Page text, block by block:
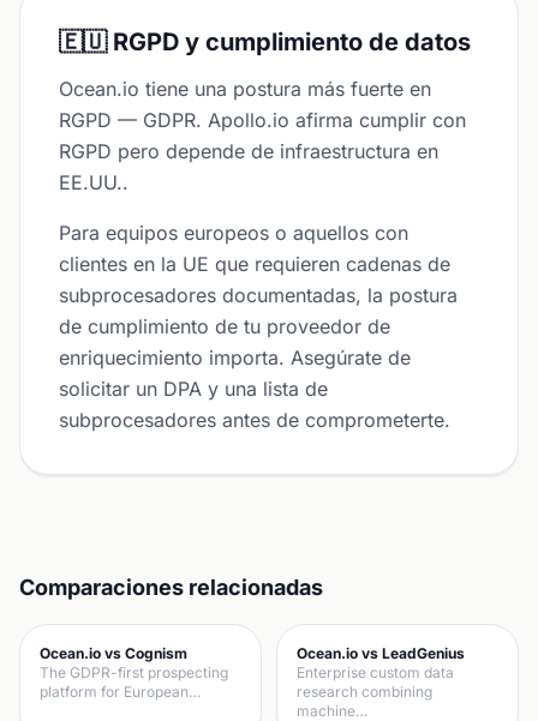
🇪🇺 RGPD y cumplimiento de datos
Ocean.io tiene una postura más fuerte en
RGPD — GDPR. Apollo.io afirma cumplir con
RGPD pero depende de infraestructura en
EE.UU..
Para equipos europeos o aquellos con
clientes en la UE que requieren cadenas de
subprocesadores documentadas, la postura
de cumplimiento de tu proveedor de
enriquecimiento importa. Asegúrate de
solicitar un DPA y una lista de
subprocesadores antes de comprometerte.
Comparaciones relacionadas
Ocean.io vs Cognism
The GDPR-first prospecting
platform for European…
Ocean.io vs LeadGenius
Enterprise custom data
research combining
machine…